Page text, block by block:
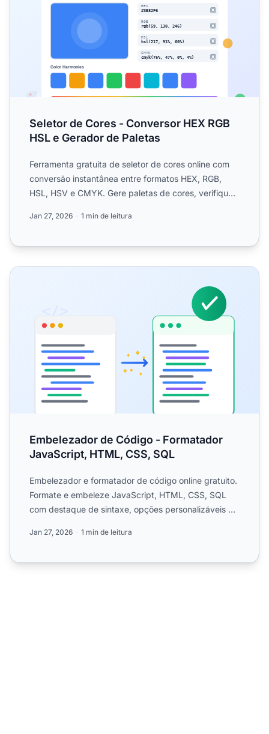
Seletor de Cores - Conversor HEX RGB
HSL e Gerador de Paletas
Ferramenta gratuita de seletor de cores online com
conversão instantânea entre formatos HEX, RGB,
HSL, HSV e CMYK. Gere paletas de cores, verifique
Jan 27, 2026 1 min de leitura
Embelezador de Código - Formatador JavaScript, HTML,
Embelezador de Código - Formatador
JavaScript, HTML, CSS, SQL
Embelezador e formatador de código online gratuito.
Formate e embeleze JavaScript, HTML, CSS, SQL
com destaque de sintaxe, opções personalizáveis e
Jan 27, 2026 1 min de leitura